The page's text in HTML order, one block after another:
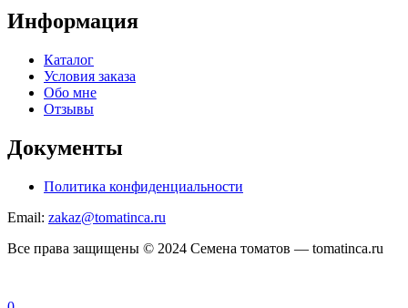
Информация
Каталог
Условия заказа
Обо мне
Отзывы
Документы
Политика конфиденциальности
Email: zakaz@tomatinca.ru
Все права защищены © 2024 Семена томатов — tomatinca.ru